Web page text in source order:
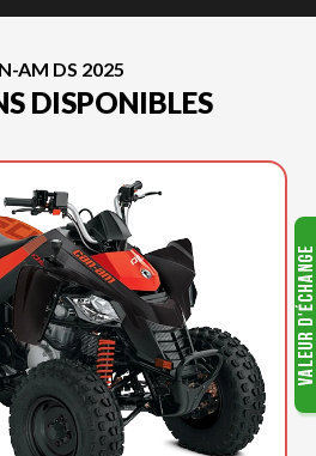
AM DS 2025
DISPONIBLES